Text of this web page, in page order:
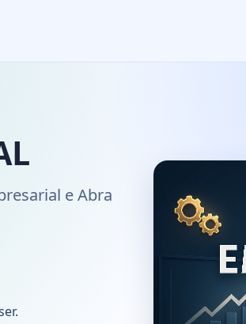
e Abra